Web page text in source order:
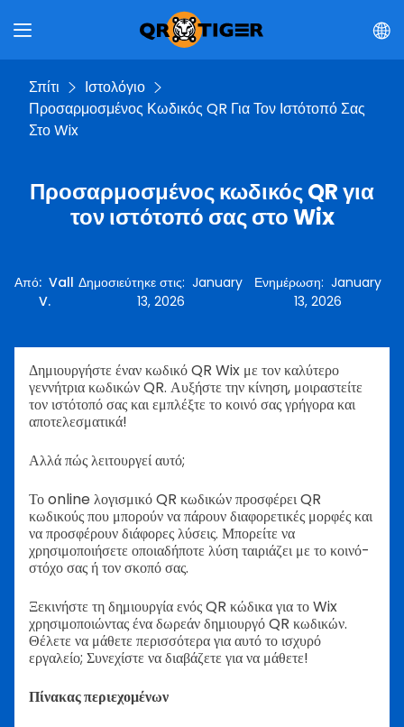
Σπίτι
Ιστολόγιο
Προσαρμοσμένος Κωδικός QR Για Τον Ιστότοπό Σας
Στο Wix
Προσαρμοσμένος κωδικός QR για
τον ιστότοπό σας στο Wix
Από:Vall
V.
Δημοσιεύτηκε στις: January
13, 2026
Ενημέρωση:January
13, 2026
Δημιουργήστε έναν κωδικό QR Wix με τον καλύτερο
γεννήτρια κωδικών QR. Αυξήστε την κίνηση, μοιραστείτε
τον ιστότοπό σας και εμπλέξτε το κοινό σας γρήγορα και
αποτελεσματικά!
Αλλά πώς λειτουργεί αυτό;
Το online λογισμικό QR κωδικών προσφέρει QR
κωδικούς που μπορούν να πάρουν διαφορετικές μορφές και
να προσφέρουν διάφορες λύσεις. Μπορείτε να
χρησιμοποιήσετε οποιαδήποτε λύση ταιριάζει με το κοινό-
στόχο σας ή τον σκοπό σας.
Ξεκινήστε τη δημιουργία ενός QR κώδικα για το Wix
χρησιμοποιώντας ένα δωρεάν δημιουργό QR κωδικών.
Θέλετε να μάθετε περισσότερα για αυτό το ισχυρό
εργαλείο; Συνεχίστε να διαβάζετε για να μάθετε!
Πίνακας περιεχομένων